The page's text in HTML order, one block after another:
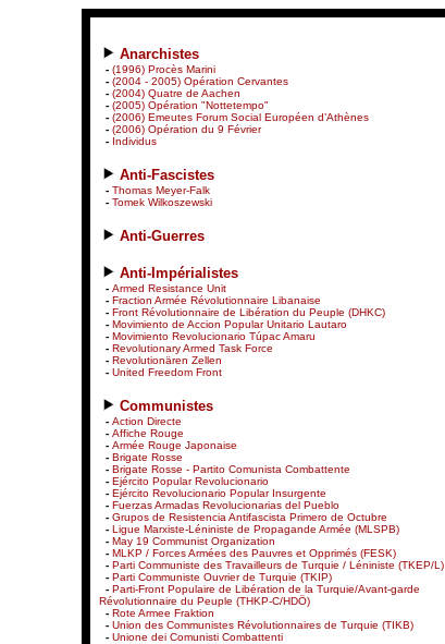
Anarchistes
- (1996) Procès Marini
- (2004 - 2005) Opération Cervantes
- (2004) Quatre de Aachen
- (2005) Opération "Nottetempo"
- (2006) Emeutes Forum Social Européen d’Athènes
- (2006) Opération du 9 Février
- Individus
Anti-Fascistes
- Thomas Meyer-Falk
- Tomek Wilkoszewski
Anti-Guerres
Anti-Impérialistes
- Armed Resistance Unit
- Fraction Armée Révolutionnaire Libanaise
- Front Révolutionnaire de Libération du Peuple (DHKC)
- Movimiento de Accion Popular Unitario Lautaro
- Movimiento Revolucionario Túpac Amaru
- Revolutionary Armed Task Force
- Revolutionären Zellen
- United Freedom Front
Communistes
- Action Directe
- Affiche Rouge
- Armée Rouge Japonaise
- Brigate Rosse
- Brigate Rosse - Partito Comunista Combattente
- Ejército Popular Revolucionario
- Ejército Revolucionario Popular Insurgente
- Fuerzas Armadas Revolucionarias del Pueblo
- Grupos de Resistencia Antifascista Primero de Octubre
- Ligue Marxiste-Léniniste de Propagande Armée (MLSPB)
- May 19 Communist Organization
- MLKP / Forces Armées des Pauvres et Opprimés (FESK)
- Parti Communiste des Travailleurs de Turquie / Léniniste (TKEP/L)
- Parti Communiste Ouvrier de Turquie (TKIP)
- Parti-Front Populaire de Libération de la Turquie/Avant-garde
Révolutionnaire du Peuple (THKP-C/HDÖ)
- Rote Armee Fraktion
- Union des Communistes Révolutionnaires de Turquie (TIKB)
- Unione dei Comunisti Combattenti